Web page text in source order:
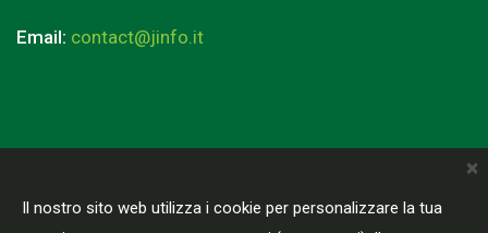
×
Il nostro sito web utilizza i cookie per personalizzare la tua
Email: contact@jinfo.it